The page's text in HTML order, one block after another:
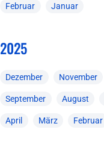
Februar Januar
2025
Dezember November
September August
April März Februar